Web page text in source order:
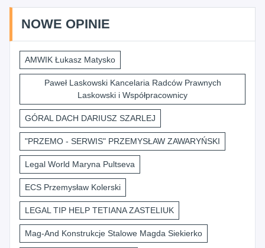
NOWE OPINIE
AMWIK Łukasz Matysko
Paweł Laskowski Kancelaria Radców Prawnych
Laskowski i Współpracownicy
GÓRAL DACH DARIUSZ SZARLEJ
"PRZEMO - SERWIS" PRZEMYSŁAW ZAWARYŃSKI
Legal World Maryna Pultseva
ECS Przemysław Kolerski
LEGAL TIP HELP TETIANA ZASTELIUK
Mag-And Konstrukcje Stalowe Magda Siekierko